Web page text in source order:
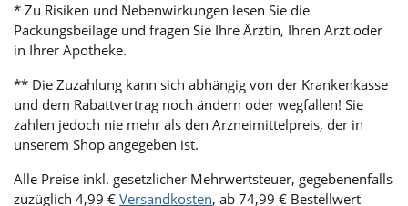
* Zu Risiken und Nebenwirkungen lesen Sie die
Packungsbeilage und fragen Sie Ihre Ärztin, Ihren Arzt oder
in Ihrer Apotheke.
** Die Zuzahlung kann sich abhängig von der Krankenkasse
und dem Rabattvertrag noch ändern oder wegfallen! Sie
zahlen jedoch nie mehr als den Arzneimittelpreis, der in
unserem Shop angegeben ist.
Alle Preise inkl. gesetzlicher Mehrwertsteuer, gegebenenfalls
zuzüglich 4,99 € Versandkosten, ab 74,99 € Bestellwert